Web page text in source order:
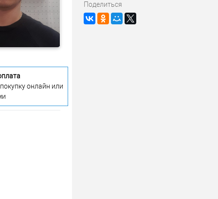
онлайн или
Поделиться